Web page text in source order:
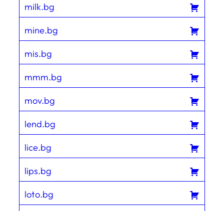
milk.bg
mine.bg
mis.bg
mmm.bg
mov.bg
lend.bg
lice.bg
lips.bg
loto.bg